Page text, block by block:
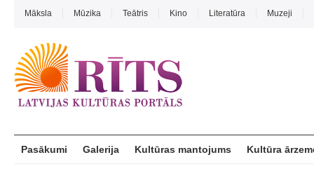
Māksla Mūzika Teātris Kino Literatūra Muzeji
Pasākumi Galerija Kultūras mantojums Kultūra